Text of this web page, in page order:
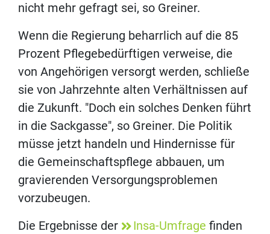
nicht mehr gefragt sei, so Greiner.
Wenn die Regierung beharrlich auf die 85
Prozent Pflegebedürftigen verweise, die
von Angehörigen versorgt werden, schließe
sie von Jahrzehnte alten Verhältnissen auf
die Zukunft. "Doch ein solches Denken führt
in die Sackgasse", so Greiner. Die Politik
müsse jetzt handeln und Hindernisse für
die Gemeinschaftspflege abbauen, um
gravierenden Versorgungsproblemen
vorzubeugen.
Die Ergebnisse der
Insa-Umfrage finden